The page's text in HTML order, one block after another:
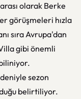
olarak Berke
görüşmeleri hızla
sıra Avrupa'dan
gibi önemli
sezon
belirtiliyor.